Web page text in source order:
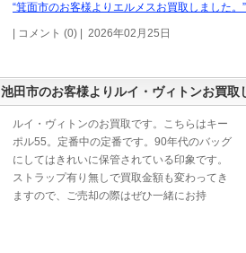
“箕面市のお客様よりエルメスお買取しました。
| コメント (0) | 2026年02月25日
池田市のお客様よりルイ・ヴィトンお買取
ルイ・ヴィトンのお買取です。こちらはキー
ポル55。定番中の定番です。90年代のバッグ
にしてはきれいに保管されている印象です。
ストラップ有り無しで買取金額も変わってき
ますので、ご売却の際はぜひ一緒にお持